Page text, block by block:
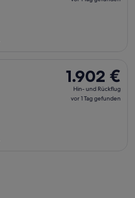
1.902 €
Hin-
und
1.902 €
Hin- und Rückflug
vor 1 Tag gefunden